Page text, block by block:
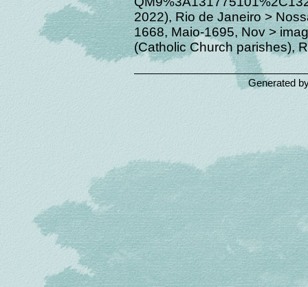
2022), Rio de Janeiro >
1668, Maio-1695, Nov >
(Catholic Church parishes),
Generated